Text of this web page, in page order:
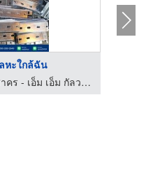
หะใกล้ฉัน
โรงงานชุบโลหะสมุทรสาคร - เอ็ม เอ็ม กัลวาไนซ์